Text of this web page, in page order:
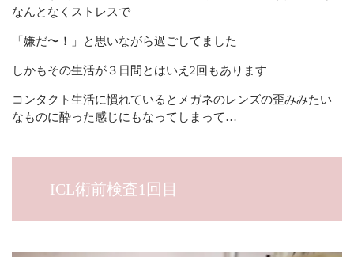
なんとなくストレスで
「嫌だ〜！」と思いながら過ごしてました
しかもその生活が３日間とはいえ2回もあります
コンタクト生活に慣れているとメガネのレンズの歪みみたい
なものに酔った感じにもなってしまって…
ICL術前検査1回目